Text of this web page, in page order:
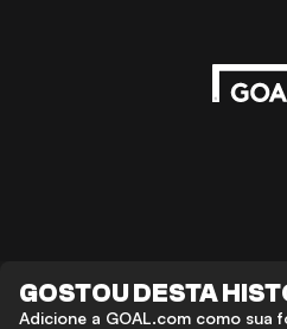
GOSTOU DESTA
Adicione a GOAL.com como sua